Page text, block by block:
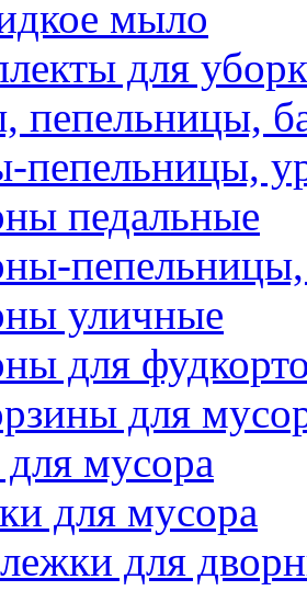
мыло
для
пепельницы,
пепельницы,
педальные
уличные
для
для
мусора
для мусора
для